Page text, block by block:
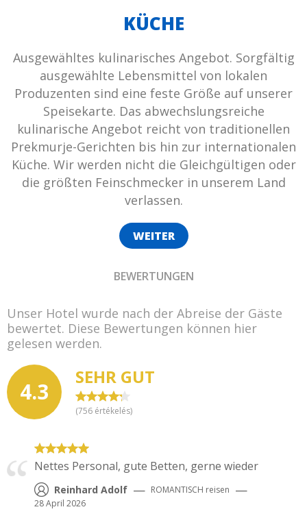
KÜCHE
Ausgewähltes kulinarisches Angebot. Sorgfältig
ausgewählte Lebensmittel von lokalen
Produzenten sind eine feste Größe auf unserer
Speisekarte. Das abwechslungsreiche
kulinarische Angebot reicht von traditionellen
Prekmurje-Gerichten bis hin zur internationalen
Küche. Wir werden nicht die Gleichgültigen oder
die größten Feinschmecker in unserem Land
verlassen.
WEITER
BEWERTUNGEN
4.3
SEHR GUT
(756 értékelés)
Unser Hotel wurde nach der Abreise der Gäste
bewertet. Diese Bewertungen können hier
gelesen werden.
Nettes Personal, gute Betten, gerne wieder
Reinhard Adolf — ROMANTISCH reisen —
28 April 2026